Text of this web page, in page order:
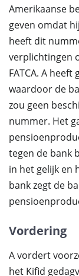
Amerikaanse
geven omdat
heeft dit
verplichtingen
FATCA. A
waardoor de
zou geen
nummer. Het
tegen de bank
in het gelijk en
bank zegt de
Vordering
A vordert
het Kifid